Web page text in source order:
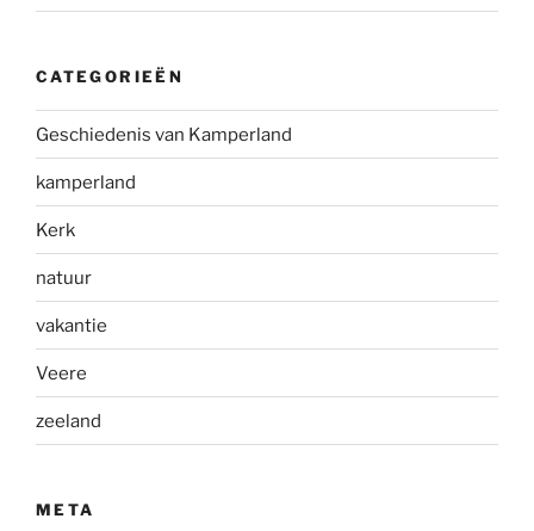
CATEGORIEËN
Geschiedenis van Kamperland
kamperland
Kerk
natuur
vakantie
Veere
zeeland
META